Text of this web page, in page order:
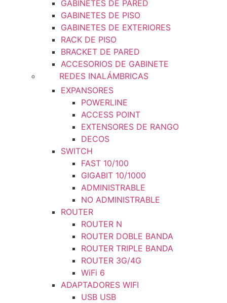
GABINETES DE PARED
GABINETES DE PISO
GABINETES DE EXTERIORES
RACK DE PISO
BRACKET DE PARED
ACCESORIOS DE GABINETE
REDES INALÁMBRICAS
EXPANSORES
POWERLINE
ACCESS POINT
EXTENSORES DE RANGO
DECOS
SWITCH
FAST 10/100
GIGABIT 10/1000
ADMINISTRABLE
NO ADMINISTRABLE
ROUTER
ROUTER N
ROUTER DOBLE BANDA
ROUTER TRIPLE BANDA
ROUTER 3G/4G
WiFi 6
ADAPTADORES WIFI
USB USB